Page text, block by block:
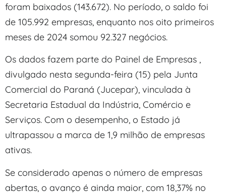
foram baixados (143.672). No período, o saldo foi
de 105.992 empresas, enquanto nos oito primeiros
meses de 2024 somou 92.327 negócios.
Os dados fazem parte do Painel de Empresas ,
divulgado nesta segunda-feira (15) pela Junta
Comercial do Paraná (Jucepar), vinculada à
Secretaria Estadual da Indústria, Comércio e
Serviços. Com o desempenho, o Estado já
ultrapassou a marca de 1,9 milhão de empresas
ativas.
Se considerado apenas o número de empresas
abertas, o avanço é ainda maior, com 18,37% no